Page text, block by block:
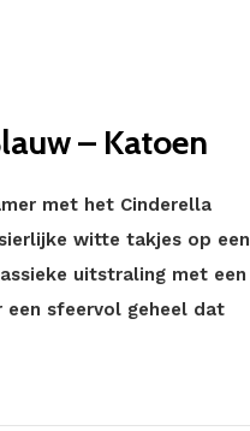
– Katoen
met het Cinderella
witte takjes op een
uitstraling met een
sfeervol geheel dat